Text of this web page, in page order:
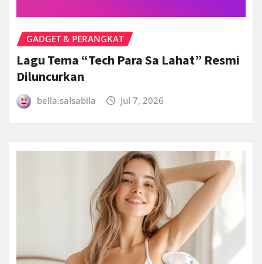
GADGET & PERANGKAT
Lagu Tema “Tech Para Sa Lahat” Resmi
Diluncurkan
bella.salsabila Jul 7, 2026